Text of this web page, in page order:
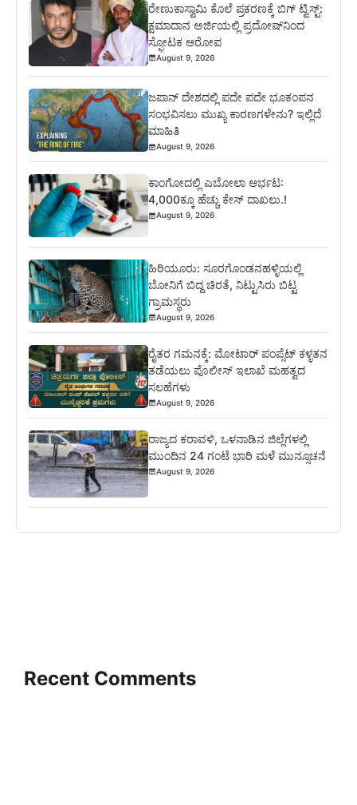
ರೇಣುಕಾಸ್ವಾಮಿ ಕೊಲೆ ಪ್ರಕರಣಕ್ಕೆ ಬಿಗ್ ಟ್ವಿಸ್ಟ್:
ಕ್ಷಮಾದಾನ ಅರ್ಜಿಯಲ್ಲಿ ಪ್ರದೋಷ್‌ನಿಂದ
ಸ್ಫೋಟಕ ಆರೋಪ
August 9, 2026
ಜಪಾನ್ ದೇಶದಲ್ಲಿ ಪದೇ ಪದೇ ಭೂಕಂಪನ
ಸಂಭವಿಸಲು ಮುಖ್ಯ ಕಾರಣಗಳೇನು? ಇಲ್ಲಿದೆ
ಮಾಹಿತಿ
August 9, 2026
ಕಾಂಗೋದಲ್ಲಿ ಎಬೋಲಾ ಆರ್ಭಟ:
4,000ಕ್ಕೂ ಹೆಚ್ಚು ಕೇಸ್ ದಾಖಲು.!
August 9, 2026
ಹಿರಿಯೂರು: ಸೂರಗೊಂಡನಹಳ್ಳಿಯಲ್ಲಿ
ಬೋನಿಗೆ ಬಿದ್ದ ಚಿರತೆ, ನಿಟ್ಟುಸಿರು ಬಿಟ್ಟ
ಗ್ರಾಮಸ್ಥರು
August 9, 2026
ರೈತರ ಗಮನಕ್ಕೆ: ಮೋಟಾರ್ ಪಂಪ್ಸೆಟ್ ಕಳ್ಳತನ
ತಡೆಯಲು ಪೊಲೀಸ್ ಇಲಾಖೆ ಮಹತ್ವದ
ಸಲಹೆಗಳು
August 9, 2026
ರಾಜ್ಯದ ಕರಾವಳಿ, ಒಳನಾಡಿನ ಜಿಲ್ಲೆಗಳಲ್ಲಿ
ಮುಂದಿನ 24 ಗಂಟೆ ಭಾರಿ ಮಳೆ ಮುನ್ಸೂಚನೆ
August 9, 2026
Recent Comments